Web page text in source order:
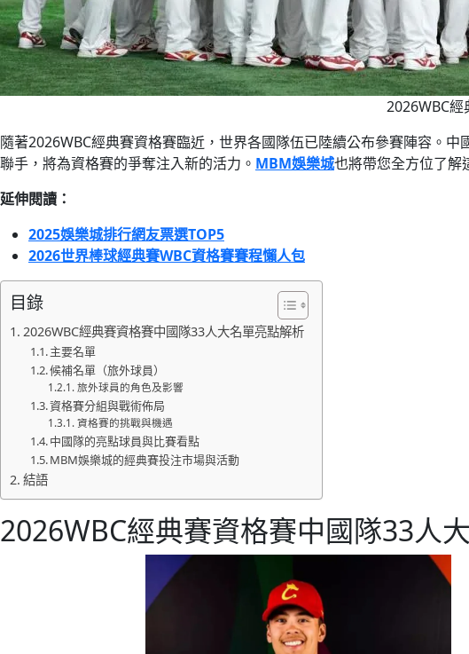
2026WBC經
隨著2026WBC經典賽資格賽臨近，世界各國隊伍已陸續公布參賽陣容。
聯手，將為資格賽的爭奪注入新的活力。 MBM娛樂城也將帶您全方位了解
延伸閱讀：
2025娛樂城排行網友票選TOP5
2026世界棒球經典賽WBC資格賽賽程懶人包
目錄
2026WBC經典賽資格賽中國隊33人大名單亮點解析
主要名單
候補名單（旅外球員）
旅外球員的角色及影響
資格賽分組與戰術佈局
資格賽的挑戰與機遇
中國隊的亮點球員與比賽看點
MBM娛樂城的經典賽投注市場與活動
結語
2026WBC經典賽資格賽中國隊33人